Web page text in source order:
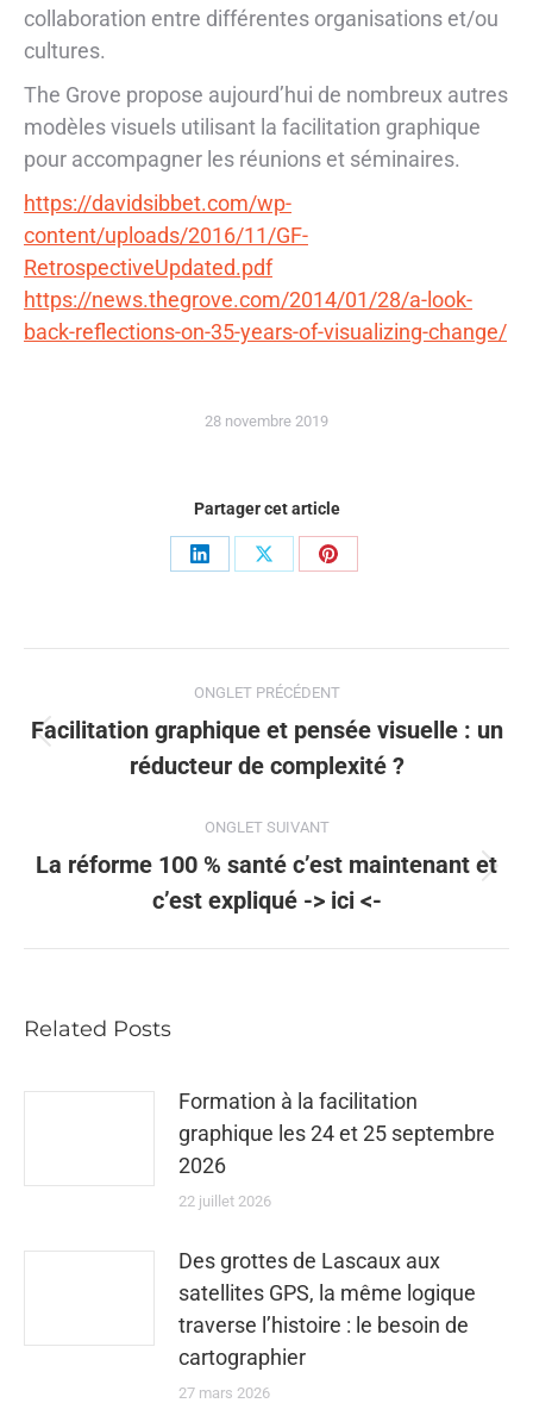
collaboration entre différentes organisations et/ou
cultures.
The Grove propose aujourd’hui de nombreux autres
modèles visuels utilisant la facilitation graphique
pour accompagner les réunions et séminaires.
https://davidsibbet.com/wp-
content/uploads/2016/11/GF-
RetrospectiveUpdated.pdf
https://news.thegrove.com/2014/01/28/a-look-
back-reflections-on-35-years-of-visualizing-change/
28 novembre 2019
Partager cet article
Share
Share
Share
de
commentaire
ONGLET PRÉCÉDENT
Onglet
précédent
Facilitation graphique et pensée visuelle : un
réducteur de complexité ?
ONGLET SUIVANT
Onglet
suivant
La réforme 100 % santé c’est maintenant et
c’est expliqué -> ici <-
Related Posts
Formation à la facilitation
graphique les 24 et 25 septembre
2026
22 juillet 2026
Des grottes de Lascaux aux
satellites GPS, la même logique
traverse l’histoire : le besoin de
cartographier
27 mars 2026